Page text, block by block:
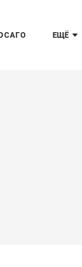
ЕЩЁ